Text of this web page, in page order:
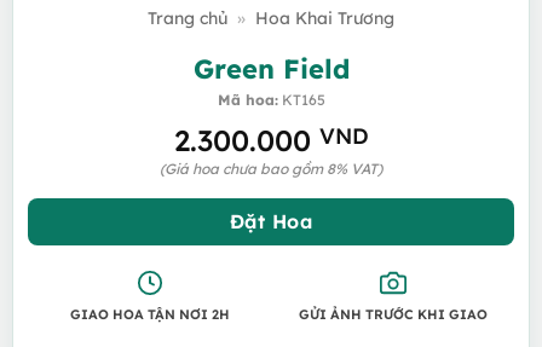
Trang chủ » Hoa Khai Trương
Green Field
Mã hoa:KT165
2.300.000 VND
(Giá hoa chưa bao gồm 8% VAT)
Đặt Hoa
GIAO HOA TẬN NƠI 2H GỬI ẢNH TRƯỚC KHI GIAO